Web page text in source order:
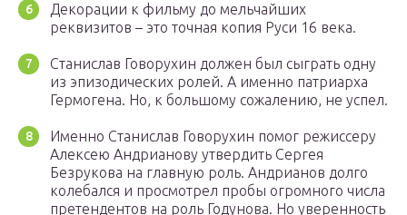
Декорации к фильму до мельчайших
реквизитов – это точная копия Руси 16 века.
Станислав Говорухин должен был сыграть одну
из эпизодических ролей. А именно патриарха
Гермогена. Но, к большому сожалению, не успел.
Именно Станислав Говорухин помог режиссеру
Алексею Андрианову утвердить Сергея
Безрукова на главную роль. Андрианов долго
колебался и просмотрел пробы огромного числа
претендентов на роль Годунова. Но уверенность